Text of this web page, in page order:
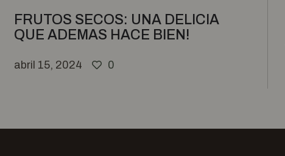
FRUTOS SECOS: UNA DELICIA
QUE ADEMAS HACE BIEN!
abril 15, 2024 0